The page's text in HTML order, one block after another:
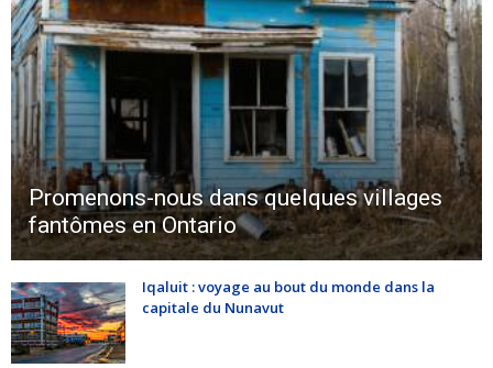
Promenons-nous dans quelques villages
fantômes en Ontario
Iqaluit : voyage au bout du monde dans la
capitale du Nunavut